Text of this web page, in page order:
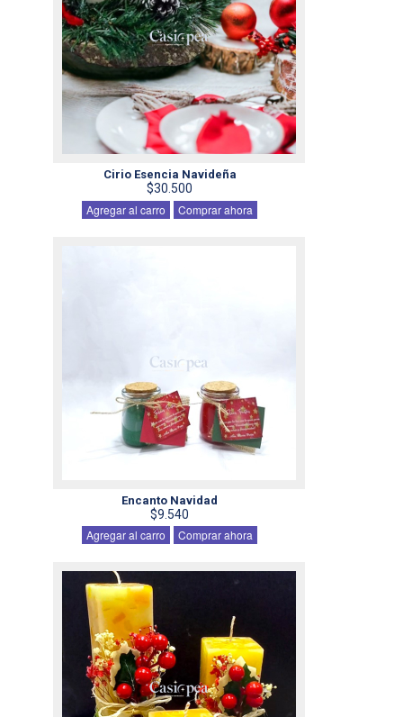
Cirio Esencia Navideña
$30.500
Agregar al carro Comprar ahora
Encanto Navidad
$9.540
Agregar al carro Comprar ahora